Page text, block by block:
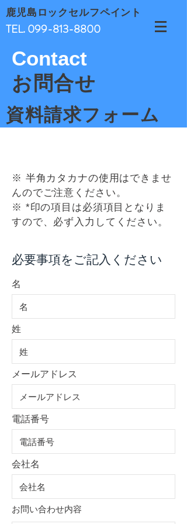
鹿児島ロックセルフペイント
TEL.099-813-8800
塗料製品以外にも接着剤やシーリング
材、ワックス、テープなどお客様のご
要望にお応えする商品を取り揃えてい
ます。
※ 半角カタカナの使用はできませ
んのでご注意ください。
※ *印の項目は必須項目となりま
すので、必ず入力してください。
必要事項をご記入ください
名
姓
メールアドレス
電話番号
会社名
お問い合わせ内容
Contact
お問合せ
資料請求フォーム